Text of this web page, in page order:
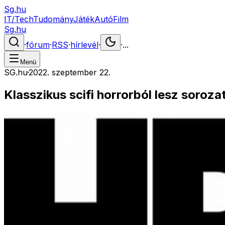
Sg.hu
IT/TechTudományJátékAutóFilm
Sg.hu
·fórum·RSS·hírlevél· ·...
Menü
SG.hu·2022. szeptember 22.
Klasszikus scifi horrorból lesz